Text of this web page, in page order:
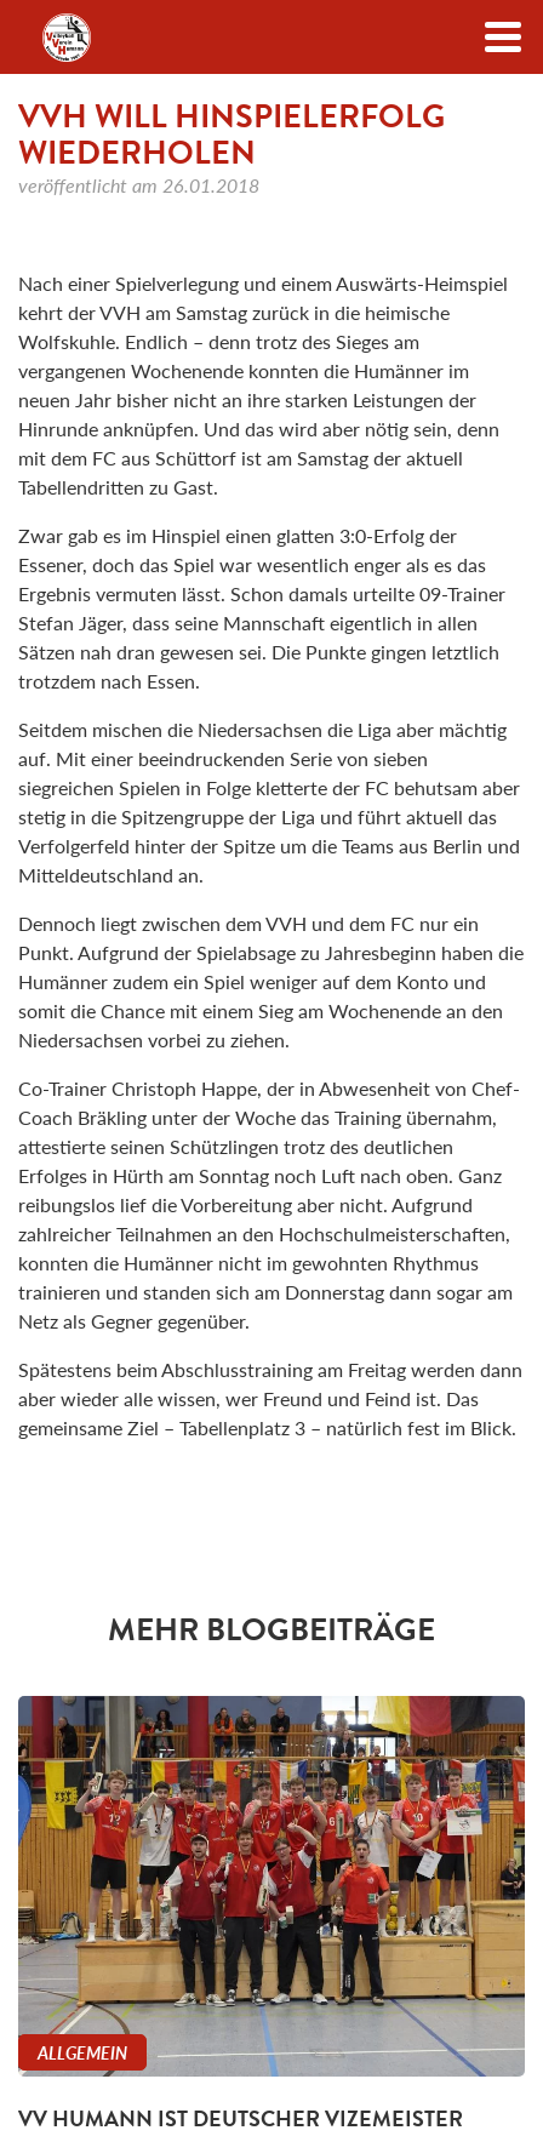
Zum Inhalt
VVH WILL HINSPIELERFOLG
WIEDERHOLEN
veröffentlicht am 26.01.2018
Nach einer Spielverlegung und einem Auswärts-Heimspiel
kehrt der VVH am Samstag zurück in die heimische
Wolfskuhle. Endlich – denn trotz des Sieges am
vergangenen Wochenende konnten die Humänner im
neuen Jahr bisher nicht an ihre starken Leistungen der
Hinrunde anknüpfen. Und das wird aber nötig sein, denn
mit dem FC aus Schüttorf ist am Samstag der aktuell
Tabellendritten zu Gast.
Zwar gab es im Hinspiel einen glatten 3:0-Erfolg der
Essener, doch das Spiel war wesentlich enger als es das
Ergebnis vermuten lässt. Schon damals urteilte 09-Trainer
Stefan Jäger, dass seine Mannschaft eigentlich in allen
Sätzen nah dran gewesen sei. Die Punkte gingen letztlich
trotzdem nach Essen.
Seitdem mischen die Niedersachsen die Liga aber mächtig
auf. Mit einer beeindruckenden Serie von sieben
siegreichen Spielen in Folge kletterte der FC behutsam aber
stetig in die Spitzengruppe der Liga und führt aktuell das
Verfolgerfeld hinter der Spitze um die Teams aus Berlin und
Mitteldeutschland an.
Dennoch liegt zwischen dem VVH und dem FC nur ein
Punkt. Aufgrund der Spielabsage zu Jahresbeginn haben die
Humänner zudem ein Spiel weniger auf dem Konto und
somit die Chance mit einem Sieg am Wochenende an den
Niedersachsen vorbei zu ziehen.
Co-Trainer Christoph Happe, der in Abwesenheit von Chef-
Coach Bräkling unter der Woche das Training übernahm,
attestierte seinen Schützlingen trotz des deutlichen
Erfolges in Hürth am Sonntag noch Luft nach oben. Ganz
reibungslos lief die Vorbereitung aber nicht. Aufgrund
zahlreicher Teilnahmen an den Hochschulmeisterschaften,
konnten die Humänner nicht im gewohnten Rhythmus
trainieren und standen sich am Donnerstag dann sogar am
Netz als Gegner gegenüber.
Spätestens beim Abschlusstraining am Freitag werden dann
aber wieder alle wissen, wer Freund und Feind ist. Das
gemeinsame Ziel – Tabellenplatz 3 – natürlich fest im Blick.
MEHR BLOGBEITRÄGE
ALLGEMEIN
VV HUMANN IST DEUTSCHER VIZEMEISTER